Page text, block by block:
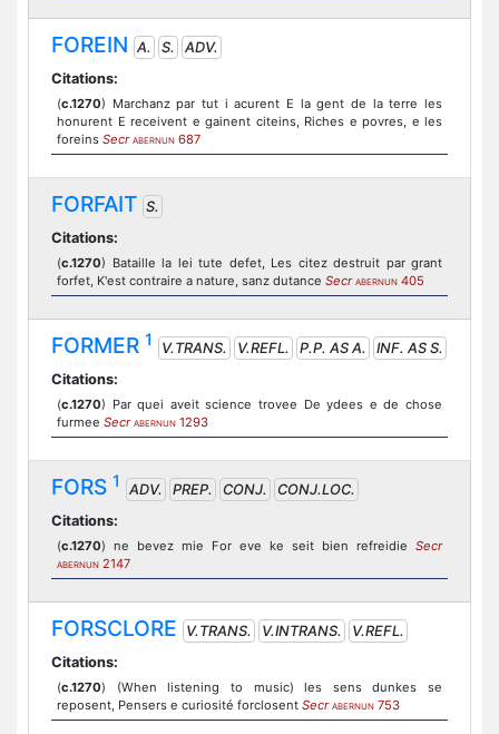
FOREIN A. S.
ADV.
Citations:
(c.1270) Marchanz par tut i acurent E la gent de la terre les
honurent E receivent e gainent citeins, Riches e povres, e les
foreins Secr ABERNUN 687
FORFAIT S.
Citations:
(c.1270) Bataille la lei tute defet, Les citez destruit par grant
forfet, K'est contraire a nature, sanz dutance Secr ABERNUN 405
FORMER 1 V.TRANS. V.REFL. P.P. AS A.
INF. AS S.
Citations:
(c.1270) Par quei aveit science trovee De ydees e de chose
furmee Secr ABERNUN 1293
FORS 1 ADV. PREP. CONJ.
CONJ.LOC.
Citations:
(c.1270) ne bevez mie For eve ke seit bien refreidie Secr
ABERNUN 2147
FORSCLORE V.TRANS. V.INTRANS.
V.REFL.
Citations:
(c.1270) (When listening to music) les sens dunkes se
reposent, Pensers e curiosité forclosent Secr ABERNUN 753